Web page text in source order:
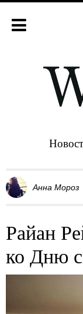
Анна Мороз
Райан
ко Дню